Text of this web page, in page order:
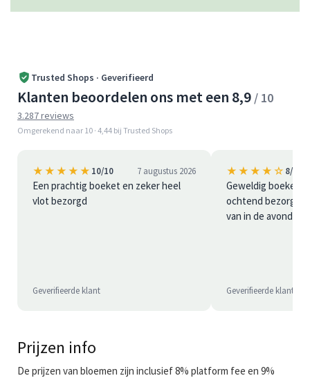
Trusted Shops · Geverifieerd
Klanten beoordelen ons met een 8,9 / 10
3.287 reviews
Omgerekend naar 10 · 4,44 bij Trusted Shops
★★★★★ 10/10 7 augustus 2026
Een prachtig boeket en zeker heel
vlot bezorgd
Geverifieerde klant
★★★★☆ 8/10
Geweldig boeket
ochtend bezorgd
van in de avond
Geverifieerde klant
Prijzen info
De prijzen van bloemen zijn inclusief 8% platform fee en 9%